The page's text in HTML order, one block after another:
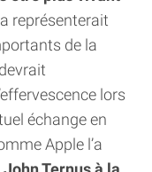
représenterait
de la
lors
échange en
Apple l’a